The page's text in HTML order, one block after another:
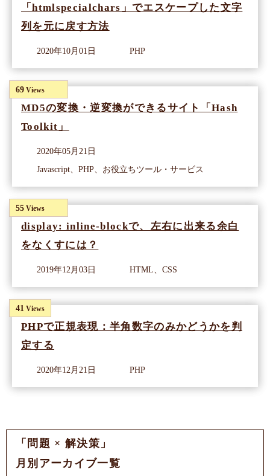
「htmlspecialchars」でエスケープした文字
列を元に戻す方法
2020年10月01日 PHP
69 Views
MD5の変換・逆変換ができるサイト「Hash
Toolkit」
2020年05月21日
Javascript、PHP、お役立ちツール・サービス
55 Views
display: inline-blockで、左右に出来る余白
をなくすには？
2019年12月03日 HTML、CSS
41 Views
PHPで正規表現：半角数字のみかどうかを判
定する
2020年12月21日 PHP
「問題 × 解決策」
月別アーカイブ一覧